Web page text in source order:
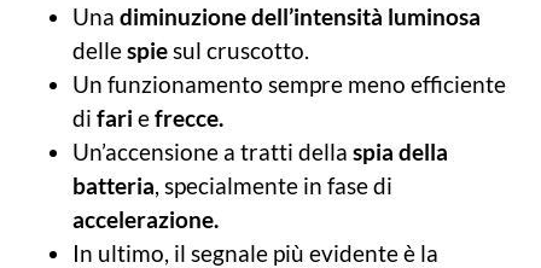
Una diminuzione dell’intensità luminosa
dellespiesul cruscotto.
Un funzionamento sempre meno efficiente
di fari efrecce.
Un’accensione a tratti della spia della
batteria, specialmente in fase di
accelerazione.
In ultimo, il segnale più evidente è la